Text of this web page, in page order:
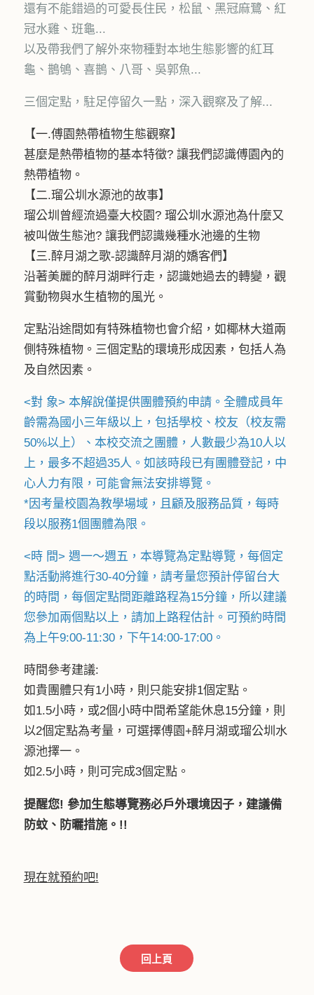
還有不能錯過的可愛長住民，松鼠、黑冠麻鷺、紅
冠水雞、班龜...
以及帶我們了解外來物種對本地生態影響的紅耳
龜、鵲鴝、喜鵲、八哥、吳郭魚...
三個定點，駐足停留久一點，深入觀察及了解...
【一.傅園熱帶植物生態觀察】
甚麼是熱帶植物的基本特徵? 讓我們認識傅園內的
熱帶植物。
【二.瑠公圳水源池的故事】
瑠公圳曾經流過臺大校園? 瑠公圳水源池為什麼又
被叫做生態池? 讓我們認識幾種水池邊的生物
【三.醉月湖之歌-認識醉月湖的嬌客們】
沿著美麗的醉月湖畔行走，認識她過去的轉變，觀
賞動物與水生植物的風光。
定點沿途間如有特殊植物也會介紹，如椰林大道兩
側特殊植物。三個定點的環境形成因素，包括人為
及自然因素。
<對 象> 本解說僅提供團體預約申請。全體成員年
齡需為國小三年級以上，包括學校、校友（校友需
50%以上）、本校交流之團體，人數最少為10人以
上，最多不超過35人。如該時段已有團體登記，中
心人力有限，可能會無法安排導覽。
*因考量校園為教學場域，且顧及服務品質，每時
段以服務1個團體為限。
<時 間> 週一～週五，本導覽為定點導覽，每個定
點活動將進行30-40分鐘，請考量您預計停留台大
的時間，每個定點間距離路程為15分鐘，所以建議
您參加兩個點以上，請加上路程估計。可預約時間
為上午9:00-11:30，下午14:00-17:00。
時間參考建議:
如貴團體只有1小時，則只能安排1個定點。
如1.5小時，或2個小時中間希望能休息15分鐘，則
以2個定點為考量，可選擇傅園+醉月湖或瑠公圳水
源池擇一。
如2.5小時，則可完成3個定點。
提醒您! 參加生態導覽務必戶外環境因子，建議備
防蚊、防曬措施。!!
現在就預約吧!
回上頁